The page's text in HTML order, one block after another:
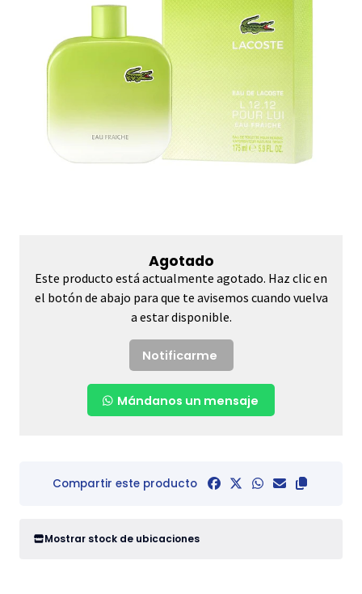
Agotado
Este producto está actualmente agotado. Haz clic en
el botón de abajo para que te avisemos cuando vuelva
a estar disponible.
Notificarme
Mándanos un mensaje
Compartir este producto
Mostrar stock de ubicaciones